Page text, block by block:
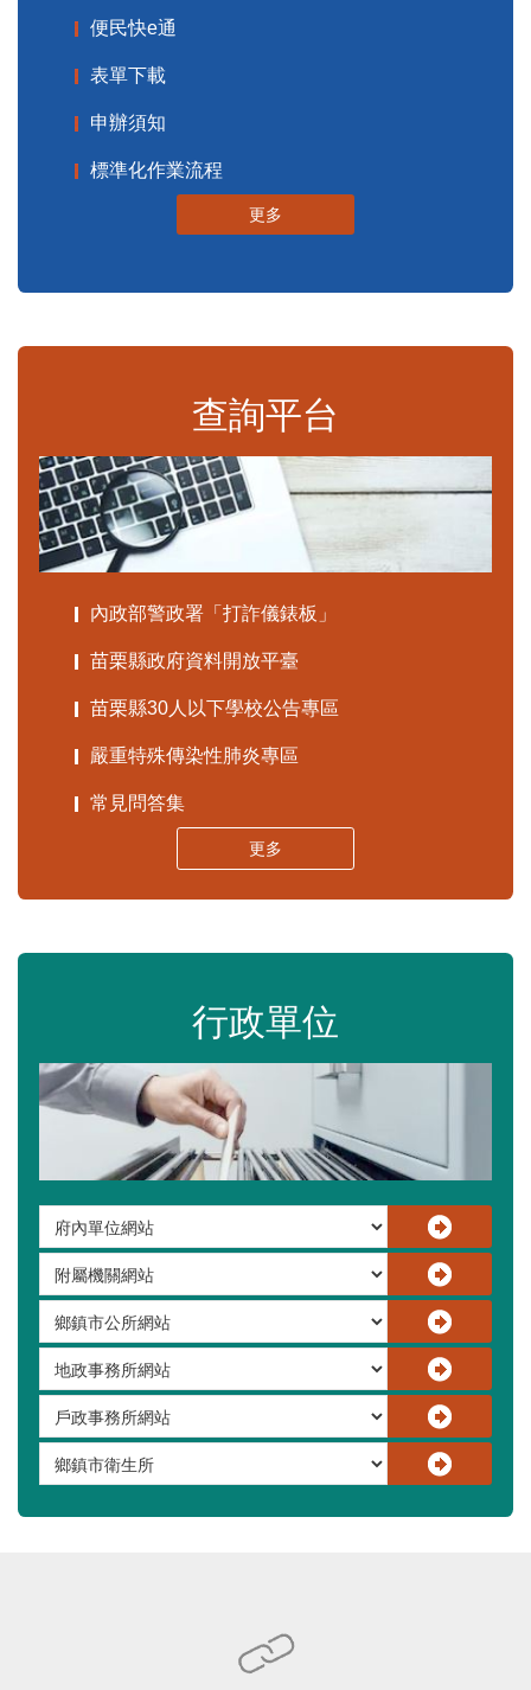
便民快e通
表單下載
申辦須知
標準化作業流程
更多
查詢平台
內政部警政署「打詐儀錶板」
苗栗縣政府資料開放平臺
苗栗縣30人以下學校公告專區
嚴重特殊傳染性肺炎專區
常見問答集
更多
行政單位